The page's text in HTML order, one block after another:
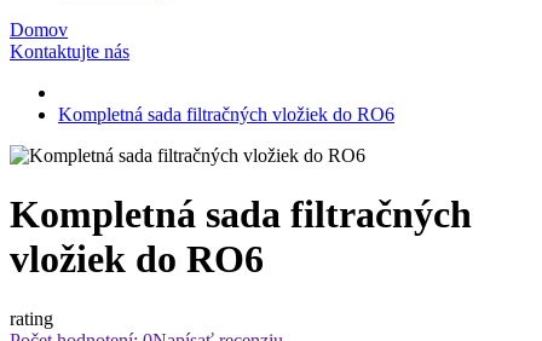
Domov
Kontaktujte nás
Kompletná sada filtračných vložiek do RO6
Kompletná sada filtračných
vložiek do RO6
rating